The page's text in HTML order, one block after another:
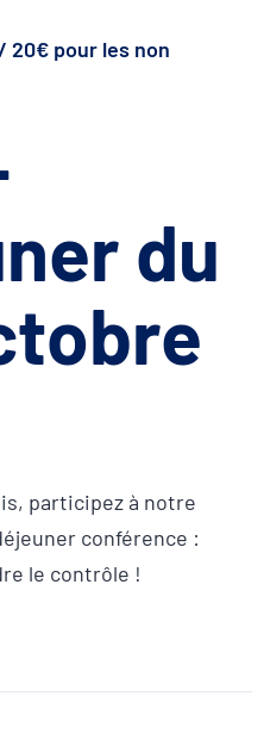
20€ pour les non
du
participez à notre
conférence :
le contrôle !